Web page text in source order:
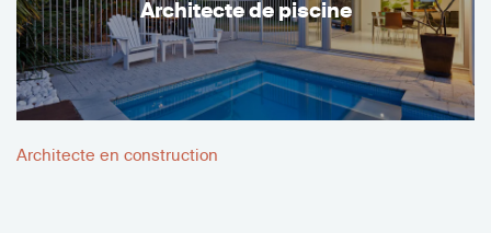
Architecte de piscine
Architecte en construction